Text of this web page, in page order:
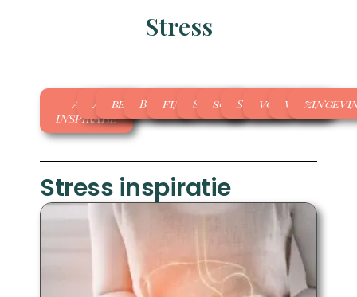
Stress
Alle
inspiratie
Appsbeweging
Boekenfinancieël
Slaapsociaal
Stressvoeding
werk
Stress inspiratie